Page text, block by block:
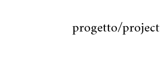
progetto/project